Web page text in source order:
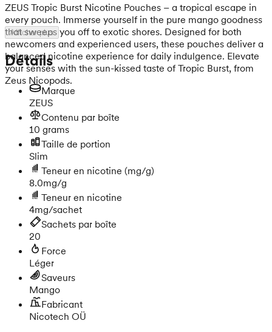
ZEUS Tropic Burst Nicotine Pouches – a tropical escape in
every pouch. Immerse yourself in the pure mango goodness
that sweeps you off to exotic shores. Designed for both
newcomers and experienced users, these pouches deliver a
balanced nicotine experience for daily indulgence. Elevate
your senses with the sun-kissed taste of Tropic Burst, from
Zeus Nicopods.
Afficher plus
Détails
Marque
ZEUS
Contenu par boîte
10 grams
Taille de portion
Slim
Teneur en nicotine (mg/g)
8.0mg/g
Teneur en nicotine
4mg/sachet
Sachets par boîte
20
Force
Léger
Saveurs
Mango
Fabricant
Nicotech OÜ